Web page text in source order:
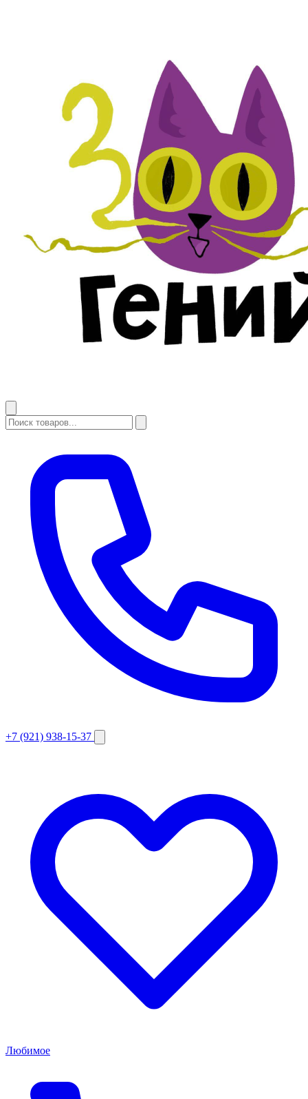
+7 (921) 938-15-37
Любимое